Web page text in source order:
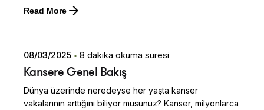
Read MorePosted by
Dilara Koçak
08/03/2025 8 dakika okuma süresi
Kansere Genel Bakış
Dünya üzerinde neredeyse her yaşta kanser
vakalarının arttığını biliyor musunuz? Kanser, milyonlarca